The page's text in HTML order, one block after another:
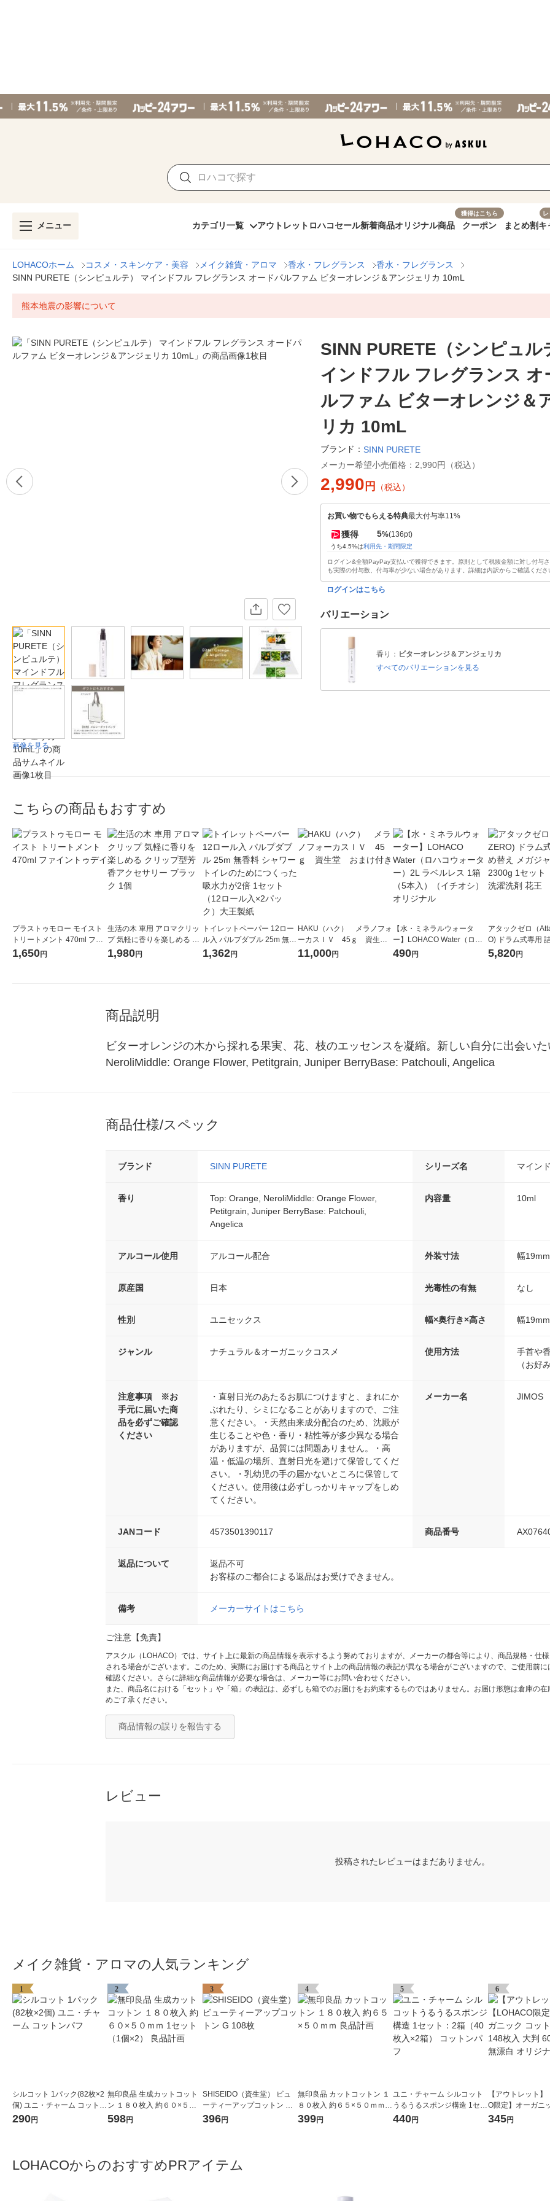
メニュー カテゴリ一覧 アウトレット ロハコセール新着商品オリジナル商品
獲得はこちら
クーポン まとめ割キ
LOHACOホーム コスメ・スキンケア・美容 メイク雑貨・アロマ 香水・フレグランス
香水・フレグランス
SINN PURETE（シンピュルテ） マインドフル フレグランス オードパルファム ビターオレンジ＆アンジェリカ 10mL
熊本地震の影響について
画像を見る
SINN PURETE（シンピュル
インドフル フレグランス オ
ルファム ビターオレンジ＆
リカ 10mL
ブランド： SINN PURETE
メーカー希望小売価格： 2,990円（税込）
2,990 円 （税込）
お買い物でもらえる特典最大付与率11%
獲得 5%(136pt)
うち4.5%は利用先・期間限定
ログイン&全額PayPay支払いで獲得できます。原則として税抜金額に対し付与
も実際の付与数、付与率が少ない場合があります。詳細は内訳からご確認くださ
ログインはこちら
バリエーション
香り： ビターオレンジ＆アンジェリカ
すべてのバリエーションを見る
こちらの商品もおすすめ
プラストゥモロー モイスト
トリートメント 470ml ファ
イントゥデイ
1,650円
生活の木 車用 アロマクリッ
プ 気軽に香りを楽しめる ク
リップ型芳香アクセサリー
ブラック 1個
1,980円
トイレットペーパー 12ロー
ル入 パルプダブル 25m 無香
料 シャワートイレのために
つくった吸水力が2倍 1セッ
1,362円
HAKU（ハク） メラノフォ
ーカスＩＶ 45ｇ 資生
堂 おまけ付き
11,000円
【水・ミネラルウォータ
ー】LOHACO Water（ロハ
コウォーター）2L ラベルレ
490円
アタックゼロ（
O) ドラム式専用
ガジャンボ 2300g
（2個入) 洗濯洗
5,820円
商品説明
ビターオレンジの木から採れる果実、花、枝のエッセンスを凝縮。新しい自分に出会い
NeroliMiddle: Orange Flower, Petitgrain, Juniper BerryBase: Patchouli, Angelica
商品仕様/スペック
ブランド SINN PURETE シリーズ名 マイン
香り
Top: Orange, NeroliMiddle: Orange Flower,
Petitgrain, Juniper BerryBase: Patchouli,
Angelica
内容量 10ml
アルコール使用 アルコール配合 外装寸法 幅
原産国 日本 光毒性の有無 なし
性別 ユニセックス 幅×奥行き×高さ 幅
ジャンル ナチュラル＆オーガニックコスメ 使用方法
手首や
（お好
注意事項 ※お
手元に届いた商
品を必ずご確認
ください
・直射日光のあたるお肌につけますと、まれにか
ぶれたり、シミになることがありますので、ご注
意ください。・天然由来成分配合のため、沈殿が
生じることや色・香り・粘性等が多少異なる場合
がありますが、品質には問題ありません。・高
温・低温の場所、直射日光を避けて保管してくだ
さい。・乳幼児の手の届かないところに保管して
ください。使用後は必ずしっかりキャップをしめ
てください。
メーカー名 JIMOS
JANコード 4573501390117 商品番号
返品について
返品不可
お客様のご都合による返品はお受けできません。
備考 メーカーサイトはこちら
ご注意【免責】
アスクル（LOHACO）では、サイト上に最新の商品情報を表示するよう努めておりますが、メーカーの都合等により、商品規格・仕
される場合がございます。このため、実際にお届けする商品とサイト上の商品情報の表記が異なる場合がございますので、ご使用前
確認ください。さらに詳細な商品情報が必要な場合は、メーカー等にお問い合わせください。
また、商品名における「セット」や「箱」の表記は、必ずしも箱でのお届けをお約束するものではありません。お届け形態は倉庫の
めご了承ください。
商品情報の誤りを報告する
レビュー
投稿されたレビューはまだありません。
メイク雑貨・アロマの人気ランキング
1
シルコット 1パック(82枚×2
個) ユニ・チャーム コットン
パフ
290円
2
無印良品 生成カットコット
ン １８０枚入 約６０×５０
ｍｍ 1セット（1個×2） 良品
598円
3
SHISEIDO（資生堂） ビュ
ーティーアップコットン G 1
08枚
396円
4
無印良品 カットコットン １
８０枚入 約６５×５０ｍｍ
良品計画
399円
5
ユニ・チャーム シルコット
うるうるスポンジ構造 1セッ
ト：2箱（40枚入×2箱） コ
440円
6
【アウトレット
O限定】オーガニ
トン パフ 148枚
345円
LOHACOからのおすすめPRアイテム